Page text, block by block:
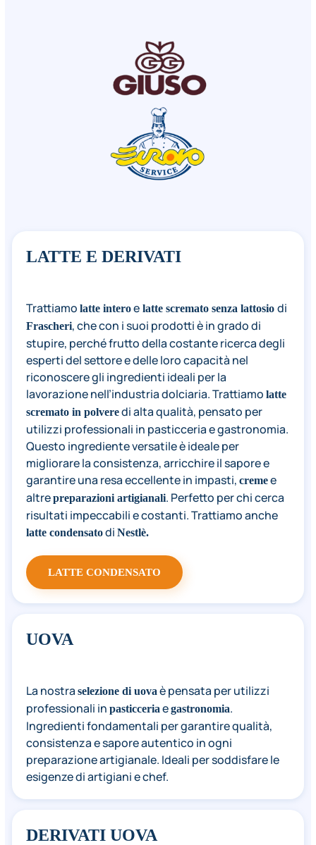
LATTE E DERIVATI
Trattiamo latte interoe latte scremato senza lattosio di
Frascheri, che con i suoi prodotti è in grado di
stupire, perché frutto della costante ricerca degli
esperti del settore e delle loro capacità nel
riconoscere gli ingredienti ideali per la
lavorazione nell’industria dolciaria. Trattiamo latte
scremato in polveredi alta qualità, pensato per
utilizzi professionali in pasticceria e gastronomia.
Questo ingrediente versatile è ideale per
migliorare la consistenza, arricchire il sapore e
garantire una resa eccellente in impasti, cremee
altrepreparazioni artigianali. Perfetto per chi cerca
risultati impeccabili e costanti. Trattiamo anche
latte condensatodi Nestlè.
LATTE CONDENSATO
UOVA
La nostra selezione di uova è pensata per utilizzi
professionali in pasticceria egastronomia.
Ingredienti fondamentali per garantire qualità,
consistenza e sapore autentico in ogni
preparazione artigianale. Ideali per soddisfare le
esigenze di artigiani e chef.
DERIVATI UOVA